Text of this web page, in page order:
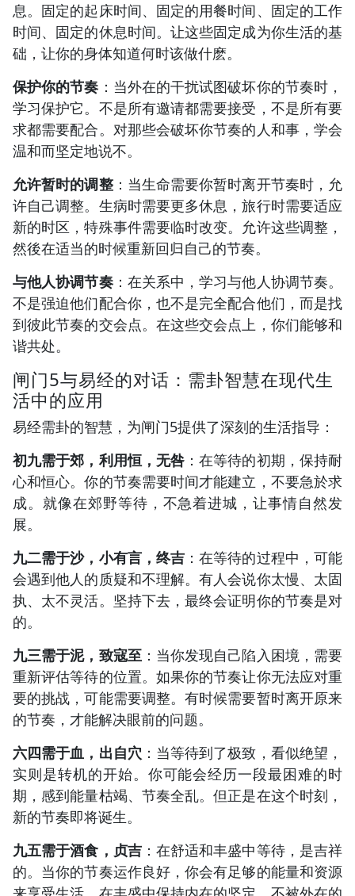
息。固定的起床时间、固定的用餐时间、固定的工作
时间、固定的休息时间。让这些固定成为你生活的基
础，让你的身体知道何时该做什麽。
保护你的节奏 ：当外在的干扰试图破坏你的节奏时，
学习保护它。不是所有邀请都需要接受，不是所有要
求都需要配合。对那些会破坏你节奏的人和事，学会
温和而坚定地说不。
允许暂时的调整：当生命需要你暂时离开节奏时，允
许自己调整。生病时需要更多休息，旅行时需要适应
新的时区，特殊事件需要临时改变。允许这些调整，
然後在适当的时候重新回归自己的节奏。
与他人协调节奏：在关系中，学习与他人协调节奏。
不是强迫他们配合你，也不是完全配合他们，而是找
到彼此节奏的交会点。在这些交会点上，你们能够和
谐共处。
闸门5与易经的对话：需卦智慧在现代生
活中的应用
易经需卦的智慧，为闸门5提供了深刻的生活指导：
初九需于郊，利用恒，无咎 ：在等待的初期，保持耐
心和恒心。你的节奏需要时间才能建立，不要急於求
成。就像在郊野等待，不急着进城，让事情自然发
展。
九二需于沙，小有言，终吉 ：在等待的过程中，可能
会遇到他人的质疑和不理解。有人会说你太慢、太固
执、太不灵活。坚持下去，最终会证明你的节奏是对
的。
九三需于泥，致寇至：当你发现自己陷入困境，需要
重新评估等待的位置。如果你的节奏让你无法应对重
要的挑战，可能需要调整。有时候需要暂时离开原来
的节奏，才能解决眼前的问题。
六四需于血，出自穴 ：当等待到了极致，看似绝望，
实则是转机的开始。你可能会经历一段最困难的时
期，感到能量枯竭、节奏全乱。但正是在这个时刻，
新的节奏即将诞生。
九五需于酒食，贞吉：在舒适和丰盛中等待，是吉祥
的。当你的节奏运作良好，你会有足够的能量和资源